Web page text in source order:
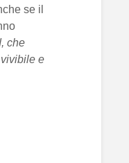
se il
che
e